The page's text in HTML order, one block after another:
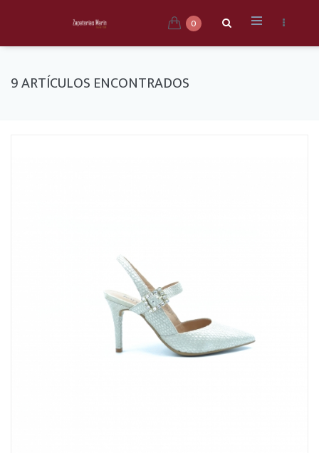
0
9 ARTÍCULOS ENCONTRADOS